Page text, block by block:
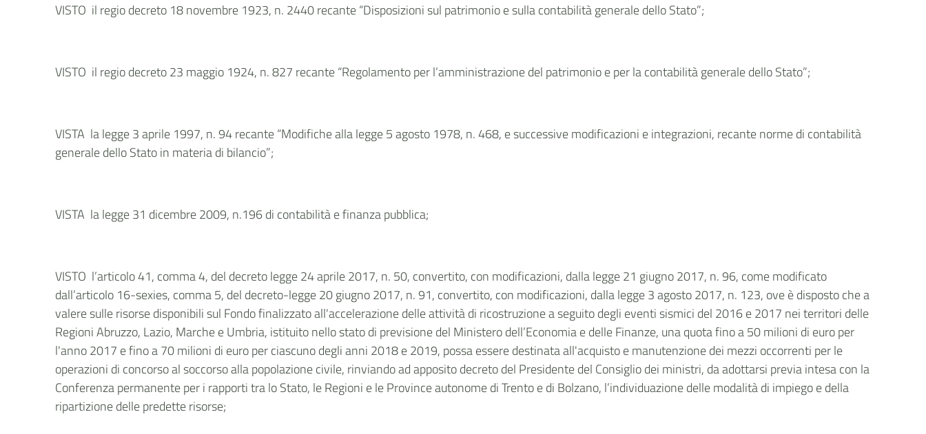
VISTO il regio decreto 18 novembre 1923, n. 2440 recante “Disposizioni sul patrimonio e sulla contabilità generale dello Stato”;
VISTO il regio decreto 23 maggio 1924, n. 827 recante “Regolamento per l’amministrazione del patrimonio e per la contabilità generale dello Stato”;
VISTA la legge 3 aprile 1997, n. 94 recante “Modifiche alla legge 5 agosto 1978, n. 468, e successive modificazioni e integrazioni, recante norme di contabilità
generale dello Stato in materia di bilancio”;
VISTA la legge 31 dicembre 2009, n.196 di contabilità e finanza pubblica;
VISTO l’articolo 41, comma 4, del decreto legge 24 aprile 2017, n. 50, convertito, con modificazioni, dalla legge 21 giugno 2017, n. 96, come modificato
dall’articolo 16-sexies, comma 5, del decreto-legge 20 giugno 2017, n. 91, convertito, con modificazioni, dalla legge 3 agosto 2017, n. 123, ove è disposto che a
valere sulle risorse disponibili sul Fondo finalizzato all'accelerazione delle attività di ricostruzione a seguito degli eventi sismici del 2016 e 2017 nei territori delle
Regioni Abruzzo, Lazio, Marche e Umbria, istituito nello stato di previsione del Ministero dell’Economia e delle Finanze, una quota fino a 50 milioni di euro per
l'anno 2017 e fino a 70 milioni di euro per ciascuno degli anni 2018 e 2019, possa essere destinata all'acquisto e manutenzione dei mezzi occorrenti per le
operazioni di concorso al soccorso alla popolazione civile, rinviando ad apposito decreto del Presidente del Consiglio dei ministri, da adottarsi previa intesa con la
Conferenza permanente per i rapporti tra lo Stato, le Regioni e le Province autonome di Trento e di Bolzano, l’individuazione delle modalità di impiego e della
ripartizione delle predette risorse;